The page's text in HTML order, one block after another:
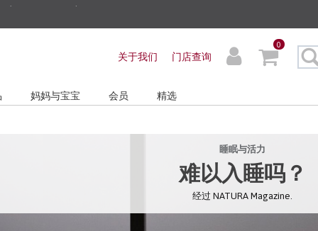
before 3pm!*
关于我们 门店查询
0
妈妈与宝宝 会员 精选
睡眠与活力
难以入睡吗？
经过 NATURA Magazine.